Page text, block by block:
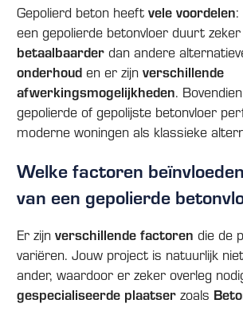
Gepolierd beton heeft vele voordelen
een gepolierde betonvloer duurt zeker
betaalbaarder dan andere
onderhoud en er zijn verschillende
afwerkingsmogelijkheden.
gepolierde of gepolijste betonvloer
moderne woningen als klassieke
Welke factoren
van een gepolierde
Er zijn verschillende factoren die de
variëren. Jouw project is natuurlijk
ander, waardoor er zeker overleg
gespecialiseerde plaatser zoals